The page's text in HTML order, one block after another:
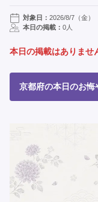
対象日： 2026/8/7（金）
本日の掲載： 0人
本日の掲載はありませ
京都府の本日のお